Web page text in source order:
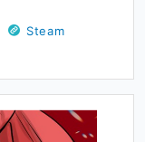
Steam